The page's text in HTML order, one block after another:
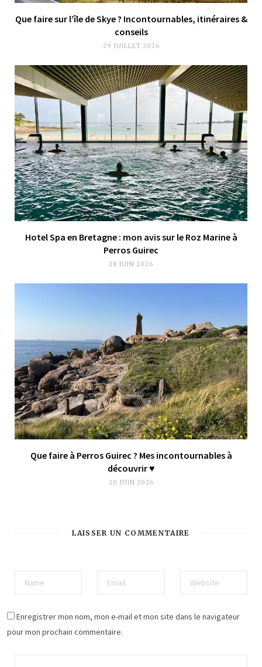
Que faire sur l’île de Skye ? Incontournables, itinéraires &
conseils
29 JUILLET 2026
Hotel Spa en Bretagne : mon avis sur le Roz Marine à
Perros Guirec
28 JUIN 2026
Que faire à Perros Guirec ? Mes incontournables à
découvrir ♥︎
20 JUIN 2026
LAISSER UN COMMENTAIRE
Enregistrer mon nom, mon e-mail et mon site dans le navigateur
pour mon prochain commentaire.